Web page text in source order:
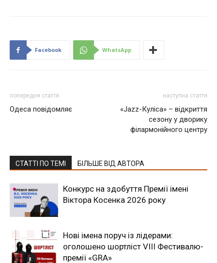
Facebook WhatsApp
попередня стаття
Одеса повідомляє
наступна стаття
«Jazz-Куліса» – відкриття
сезону у дворику
філармонійного центру
СТАТТІ ПО ТЕМІ БІЛЬШЕ ВІД АВТОРА
Конкурс на здобуття Премії імені
Віктора Косенка 2026 року
Нові імена поруч із лідерами:
оголошено шортліст VIII Фестивалю-
премії «GRA»